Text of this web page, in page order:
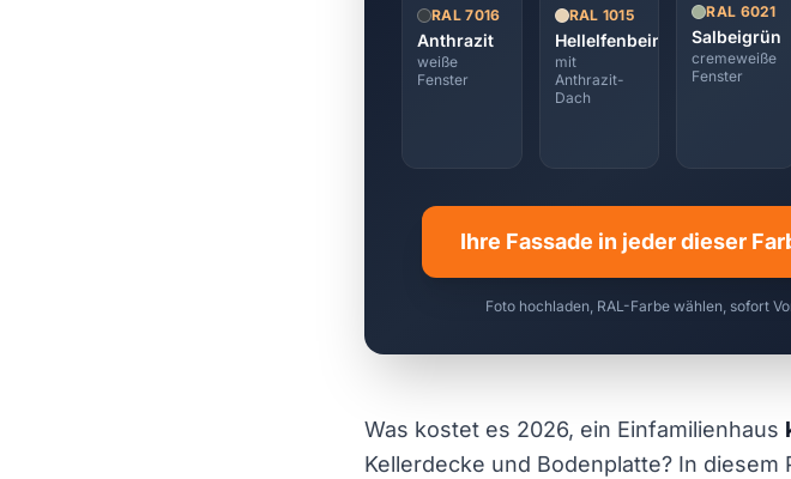
RAL 7016
Anthrazit
weiße
Fenster
RAL 1015
Hellelfenbein
mit
Anthrazit-
Dach
RAL 6021
Salbeigrün
cremeweiße
Fenster
Ihre Fassade in jeder dieser
Foto hochladen, RAL-Farbe wählen, sofort
Was kostet es 2026, ein Einfamilienhaus
Kellerdecke und Bodenplatte? In